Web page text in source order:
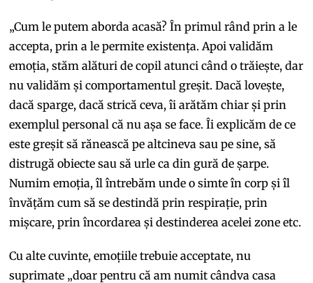
„Cum le putem aborda acasă? În primul rând prin a le
accepta, prin a le permite existența. Apoi validăm
emoția, stăm alături de copil atunci când o trăiește, dar
nu validăm și comportamentul greșit. Dacă lovește,
dacă sparge, dacă strică ceva, îi arătăm chiar și prin
exemplul personal că nu așa se face. Îi explicăm de ce
este greșit să rănească pe altcineva sau pe sine, să
distrugă obiecte sau să urle ca din gură de șarpe.
Numim emoția, îl întrebăm unde o simte în corp și îl
învățăm cum să se destindă prin respirație, prin
mișcare, prin încordarea și destinderea acelei zone etc.
Cu alte cuvinte, emoțiile trebuie acceptate, nu
suprimate „doar pentru că am numit cândva casa